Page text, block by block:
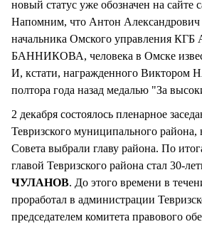
новый статус уже обозначен на сайте
Напомним, что Антон Александрович
начальника Омского управления КГБ
БАННИКОВА, человека в Омске
И, кстати, награжденного
полтора года назад медалью "За
2 декабря состоялось пленарное
Тевризского муниципального района,
Совета выбрали главу района. По
главой Тевризского района стал 30-
ЧУЛАНОВ. До этого времени в
проработал в администрации
председателем комитета правового